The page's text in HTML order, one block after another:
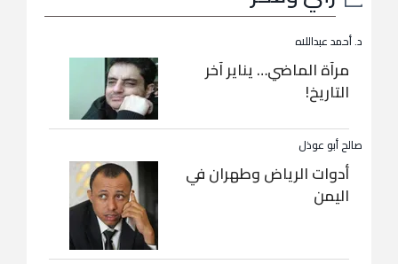
د. أحمد عبداللاه
مرآة الماضي… يناير آخر
التاريخ!
صالح أبو عوذل
أدوات الرياض وطهران في
اليمن